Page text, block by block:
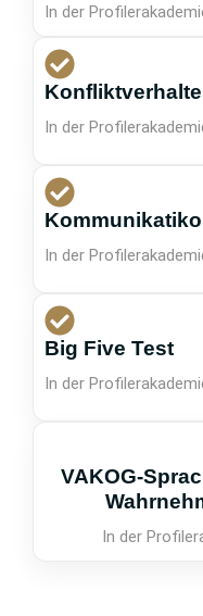
In der
In der
In der
Big Five Test
In der
VAKOG-
In der